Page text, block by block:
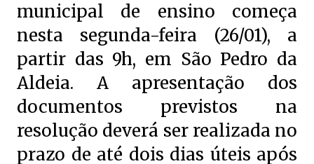
municipal de ensino começa
nesta segunda-feira (26/01), a
partir das 9h, em São Pedro da
Aldeia. A apresentação dos
documentos previstos na
resolução deverá ser realizada no
prazo de até dois dias úteis após